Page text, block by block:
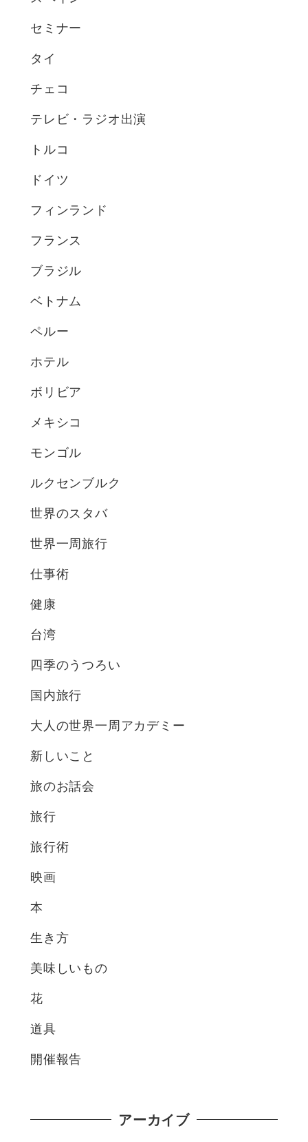
セミナー
タイ
チェコ
テレビ・ラジオ出演
トルコ
ドイツ
フィンランド
フランス
ブラジル
ベトナム
ペルー
ホテル
ボリビア
メキシコ
モンゴル
ルクセンブルク
世界のスタバ
世界一周旅行
仕事術
健康
台湾
四季のうつろい
国内旅行
大人の世界一周アカデミー
新しいこと
旅のお話会
旅行
旅行術
映画
本
生き方
美味しいもの
花
道具
開催報告
アーカイブ